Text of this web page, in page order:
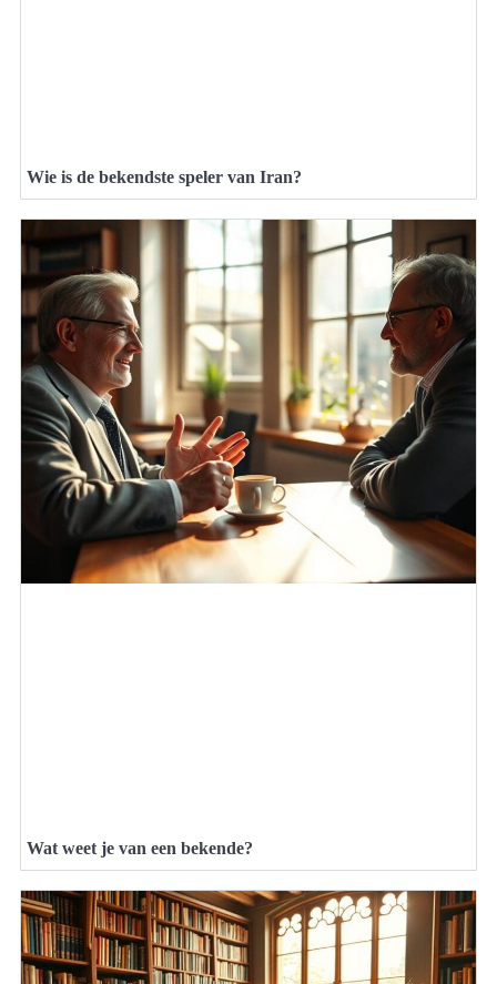
Wie is de bekendste speler van Iran?
Wat weet je van een bekende?